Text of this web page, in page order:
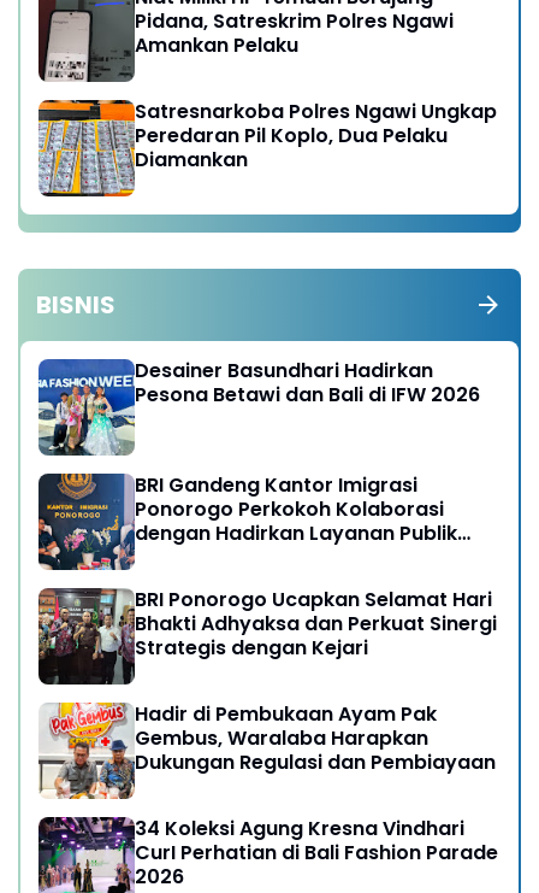
Pidana, Satreskrim Polres Ngawi
Amankan Pelaku
Satresnarkoba Polres Ngawi Ungkap
Peredaran Pil Koplo, Dua Pelaku
Diamankan
BISNIS
Desainer Basundhari Hadirkan
Pesona Betawi dan Bali di IFW 2026
BRI Gandeng Kantor Imigrasi
Ponorogo Perkokoh Kolaborasi
dengan Hadirkan Layanan Publik
BRI Ponorogo Ucapkan Selamat Hari
Bhakti Adhyaksa dan Perkuat Sinergi
Strategis dengan Kejari
Hadir di Pembukaan Ayam Pak
Gembus, Waralaba Harapkan
Dukungan Regulasi dan Pembiayaan
34 Koleksi Agung Kresna Vindhari
CurI Perhatian di Bali Fashion Parade
2026